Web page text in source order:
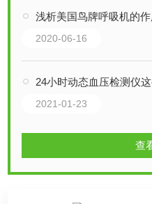
浅析美国鸟牌呼吸机的
2020-06-16
24小时动态血压检测仪
2021-01-23
查